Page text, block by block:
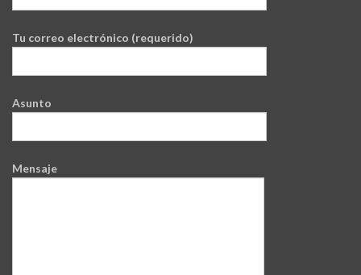
Tu correo electrónico (requerido)
Asunto
Mensaje